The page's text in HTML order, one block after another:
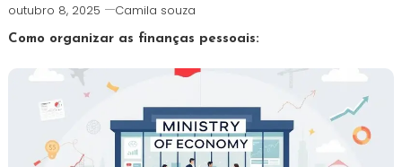
outubro 8, 2025 Camila souza
Como organizar as finanças pessoais: